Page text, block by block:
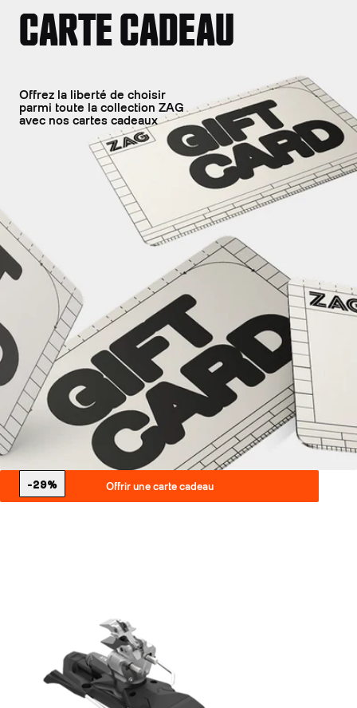
CARTE CADEAU
Offrez la liberté de choisir
parmi toute la collection ZAG
avec nos cartes cadeaux
Offrir une carte cadeau
-29%